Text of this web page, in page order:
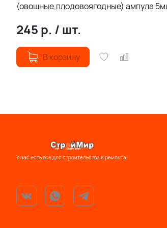
(овощные,плодовоягодные) ампула
245 р. / шт.
В корзину
У нас есть все для строительства и ремонта!